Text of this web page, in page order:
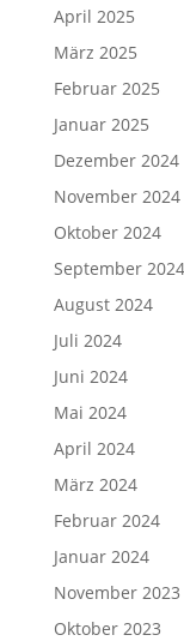
April 2025
März 2025
Februar 2025
Januar 2025
Dezember 2024
November 2024
Oktober 2024
September 2024
August 2024
Juli 2024
Juni 2024
Mai 2024
April 2024
März 2024
Februar 2024
Januar 2024
November 2023
Oktober 2023